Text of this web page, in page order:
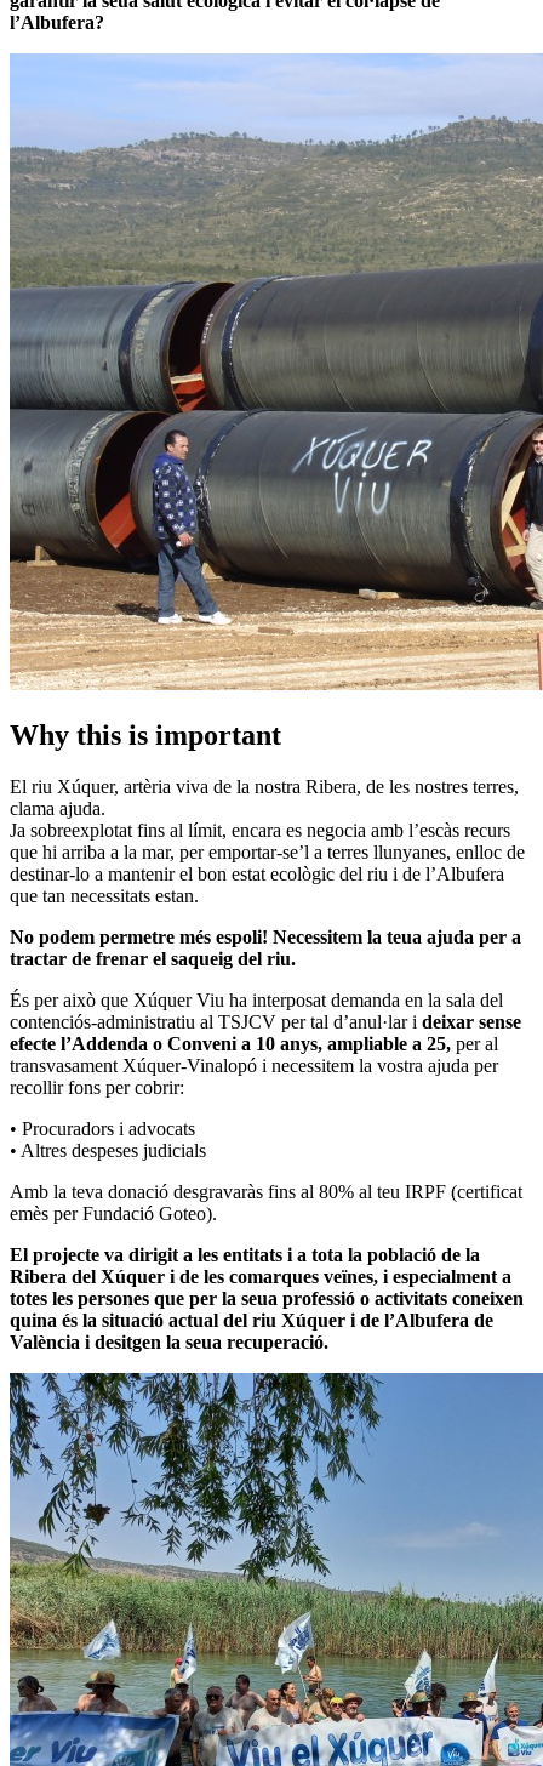
l’Albufera?
Why this is important
El riu Xúquer, artèria viva de la nostra Ribera, de les nostres terres,
clama ajuda.
Ja sobreexplotat fins al límit, encara es negocia amb l’escàs recurs
que hi arriba a la mar, per emportar-se’l a terres llunyanes, enlloc de
destinar-lo a mantenir el bon estat ecològic del riu i de l’Albufera
que tan necessitats estan.
No podem permetre més espoli! Necessitem la teua ajuda per a
tractar de frenar el saqueig del riu.
És per això que Xúquer Viu ha interposat demanda en la sala del
contenciós-administratiu al TSJCV per tal d’anul·lar i deixar sense
efecte l’Addenda o Conveni a 10 anys, ampliable a 25, per al
transvasament Xúquer-Vinalopó i necessitem la vostra ajuda per
recollir fons per cobrir:
• Procuradors i advocats
• Altres despeses judicials
Amb la teva donació desgravaràs fins al 80% al teu IRPF (certificat
emès per Fundació Goteo).
El projecte va dirigit a les entitats i a tota la població de la
Ribera del Xúquer i de les comarques veïnes, i especialment a
totes les persones que per la seua professió o activitats coneixen
quina és la situació actual del riu Xúquer i de l’Albufera de
València i desitgen la seua recuperació.